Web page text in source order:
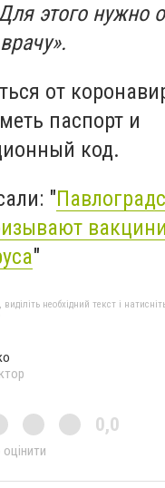
этого нужно
от
паспорт и
код.
"
"
необхідний текст і
0,0